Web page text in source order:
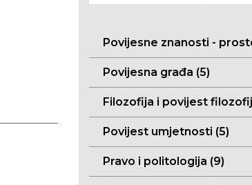
Povijesne znanosti -
Povijesna građa (5)
Filozofija i povijest
Povijest umjetnosti (5)
Pravo i politologija (9)